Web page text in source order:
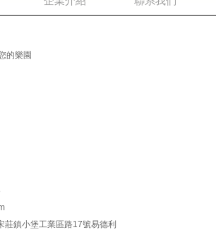
的樂園
莊鎮小堡工業區路17號易德利